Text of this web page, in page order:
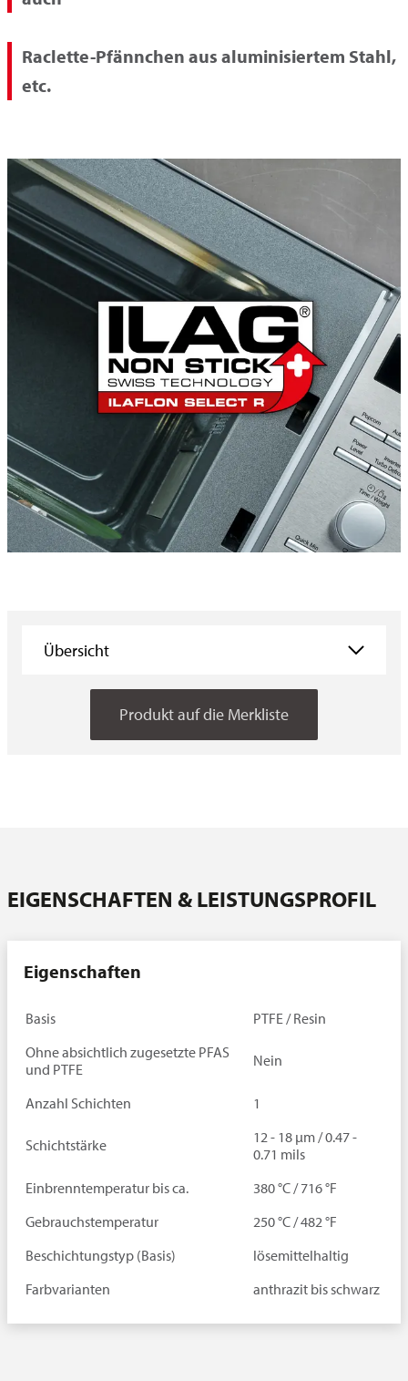
Raclette-Pfännchen aus aluminisiertem Stahl,
etc.
Übersicht
Eigenschaften
Ansprechpartner
Produkt auf die Merkliste
EIGENSCHAFTEN & LEISTUNGSPROFIL
Eigenschaften
Basis
PTFE / Resin
Ohne absichtlich zugesetzte PFAS
und PTFE
Nein
Anzahl Schichten 1
Schichtstärke
12 - 18 µm / 0.47 -
0.71 mils
Einbrenntemperatur bis ca.
380 °C / 716 °F
Gebrauchstemperatur
250 °C / 482 °F
Beschichtungstyp (Basis)
lösemittelhaltig
Farbvarianten
anthrazit bis schwarz